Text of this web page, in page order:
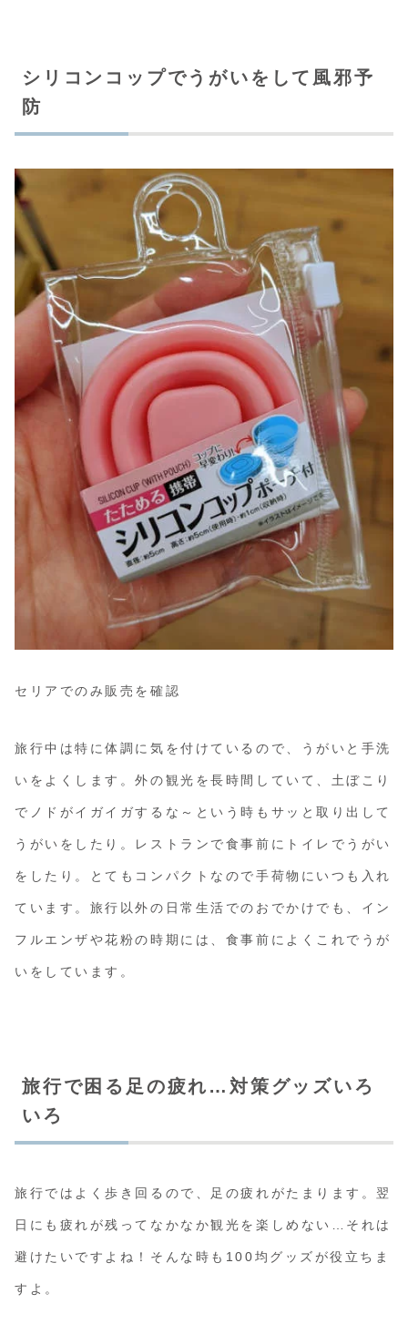
シリコンコップでうがいをして風邪予
防
セリアでのみ販売を確認
旅行中は特に体調に気を付けているので、うがいと手洗
いをよくします。外の観光を長時間していて、土ぼこり
でノドがイガイガするな～という時もサッと取り出して
うがいをしたり。レストランで食事前にトイレでうがい
をしたり。とてもコンパクトなので手荷物にいつも入れ
ています。旅行以外の日常生活でのおでかけでも、イン
フルエンザや花粉の時期には、食事前によくこれでうが
いをしています。
旅行で困る足の疲れ…対策グッズいろ
いろ
旅行ではよく歩き回るので、足の疲れがたまります。翌
日にも疲れが残ってなかなか観光を楽しめない…それは
避けたいですよね！そんな時も100均グッズが役立ちま
すよ。